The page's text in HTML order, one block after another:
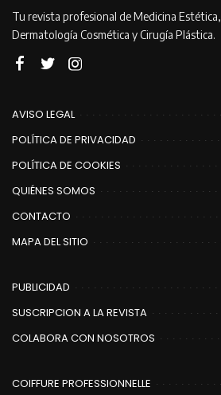
Tu revista profesional de Medicina Estética,
Dermatología Cosmética y Cirugía Plástica.
AVISO LEGAL
POLÍTICA DE PRIVACIDAD
POLÍTICA DE COOKIES
QUIÉNES SOMOS
CONTACTO
MAPA DEL SITIO
PUBLICIDAD
SUSCRIPCION A LA REVISTA
COLABORA CON NOSOTROS
COIFFURE PROFESSIONNELLE